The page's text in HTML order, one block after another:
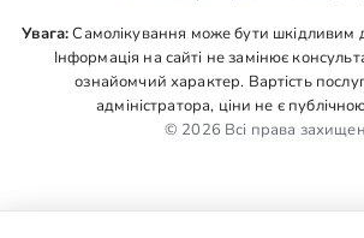
Увага:Самолікування може бути шкідливим
Інформація на сайті не замінює
ознайомчий характер. Вартість
адміністратора, ціни не є
© 2026 Всі права